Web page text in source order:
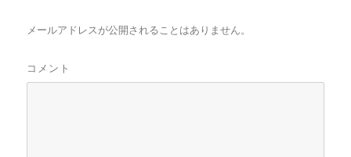
メールアドレスが公開されることはありません。
コメント